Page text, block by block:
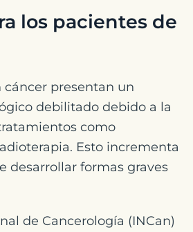
los pacientes de
cáncer presentan un
debilitado debido a la
como
Esto incrementa
desarrollar formas graves
de Cancerología (INCan)